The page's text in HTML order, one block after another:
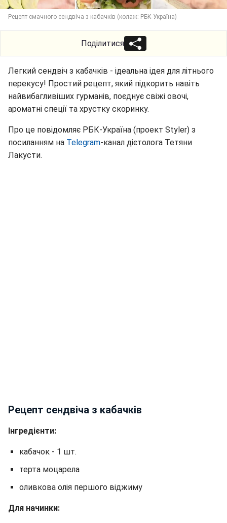
Рецепт смачного сендвіча з кабачків (колаж: РБК-Україна)
Поділитися
Легкий сендвіч з кабачків - ідеальна ідея для літнього
перекусу! Простий рецепт, який підкорить навіть
найвибагливіших гурманів, поєднує свіжі овочі,
ароматні спеції та хрустку скоринку.
Про це повідомляє РБК-Україна (проект Styler) з
посиланням на Telegram-канал дієтолога Тетяни
Лакусти.
Рецепт сендвіча з кабачків
Інгредієнти:
кабачок - 1 шт.
терта моцарела
оливкова олія першого віджиму
Для начинки: